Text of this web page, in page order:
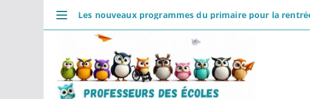
Se connecter
Actualités
Les nouveaux programmes du primaire pour la
Passer